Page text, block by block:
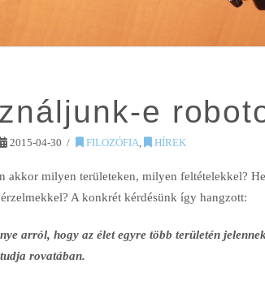
e
2015-04-30 FILOZÓFIA HÍREK
akkor milyen területeken, milyen feltételekkel?
A konkrét kérdésünk így hangzott:
arról, hogy az élet egyre több területén
rovatában.